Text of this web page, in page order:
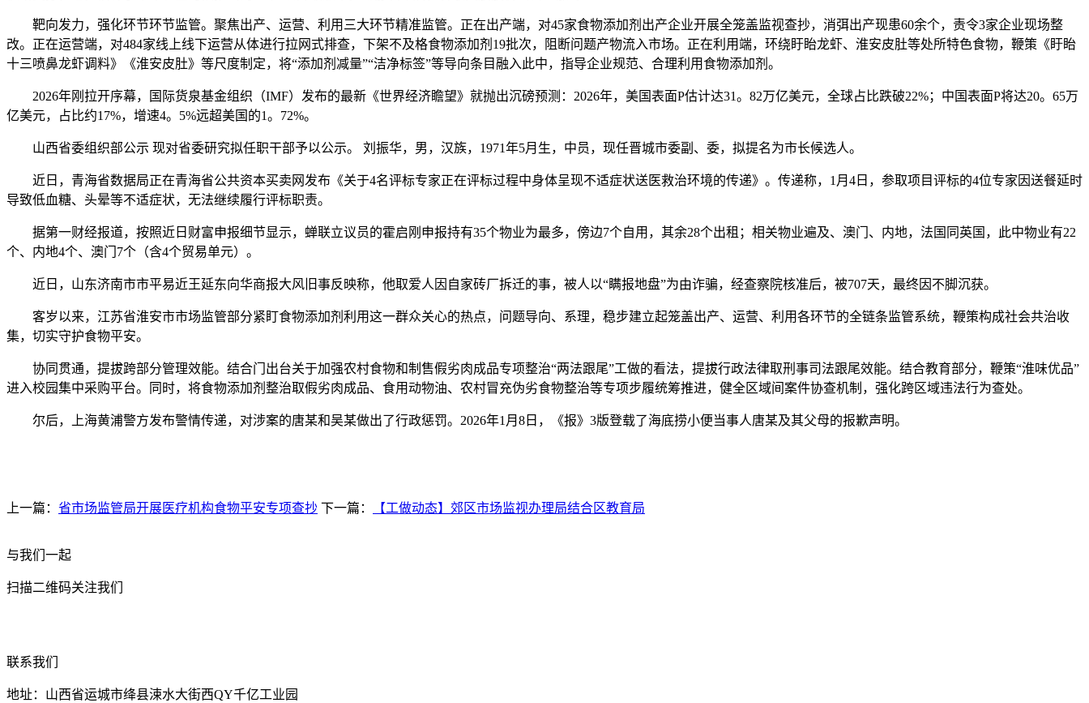
靶向发力，强化环节环节监管。聚焦出产、运营、利用三大环节精准监管。正在出产端，对45家食物添加剂出产企业开展全笼盖监视查抄，消弭出产现患60余个，责令3家企业现场整
改。正在运营端，对484家线上线下运营从体进行拉网式排查，下架不及格食物添加剂19批次，阻断问题产物流入市场。正在利用端，环绕盱眙龙虾、淮安皮肚等处所特色食物，鞭策《盱眙
十三喷鼻龙虾调料》《淮安皮肚》等尺度制定，将“添加剂减量”“洁净标签”等导向条目融入此中，指导企业规范、合理利用食物添加剂。
2026年刚拉开序幕，国际货泉基金组织（IMF）发布的最新《世界经济瞻望》就抛出沉磅预测：2026年，美国表面P估计达31。82万亿美元，全球占比跌破22%；中国表面P将达20。65万
亿美元，占比约17%，增速4。5%远超美国的1。72%。
山西省委组织部公示 现对省委研究拟任职干部予以公示。 刘振华，男，汉族，1971年5月生，中员，现任晋城市委副、委，拟提名为市长候选人。
近日，青海省数据局正在青海省公共资本买卖网发布《关于4名评标专家正在评标过程中身体呈现不适症状送医救治环境的传递》。传递称，1月4日，参取项目评标的4位专家因送餐延时
导致低血糖、头晕等不适症状，无法继续履行评标职责。
据第一财经报道，按照近日财富申报细节显示，蝉联立议员的霍启刚申报持有35个物业为最多，傍边7个自用，其余28个出租；相关物业遍及、澳门、内地，法国同英国，此中物业有22
个、内地4个、澳门7个（含4个贸易单元）。
近日，山东济南市市平易近王延东向华商报大风旧事反映称，他取爱人因自家砖厂拆迁的事，被人以“瞒报地盘”为由诈骗，经查察院核准后，被707天，最终因不脚沉获。
客岁以来，江苏省淮安市市场监管部分紧盯食物添加剂利用这一群众关心的热点，问题导向、系理，稳步建立起笼盖出产、运营、利用各环节的全链条监管系统，鞭策构成社会共治收
集，切实守护食物平安。
协同贯通，提拔跨部分管理效能。结合门出台关于加强农村食物和制售假劣肉成品专项整治“两法跟尾”工做的看法，提拔行政法律取刑事司法跟尾效能。结合教育部分，鞭策“淮味优品”
进入校园集中采购平台。同时，将食物添加剂整治取假劣肉成品、食用动物油、农村冒充伪劣食物整治等专项步履统筹推进，健全区域间案件协查机制，强化跨区域违法行为查处。
尔后，上海黄浦警方发布警情传递，对涉案的唐某和吴某做出了行政惩罚。2026年1月8日，《报》3版登载了海底捞小便当事人唐某及其父母的报歉声明。
上一篇： 省市场监管局开展医疗机构食物平安专项查抄 下一篇： 【工做动态】郊区市场监视办理局结合区教育局
与我们一起
扫描二维码关注我们
联系我们
地址：山西省运城市绛县涑水大街西QY千亿工业园